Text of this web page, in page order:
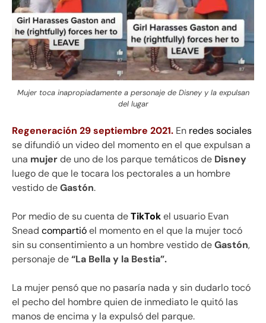
Mujer toca inapropiadamente a personaje de Disney y la expulsan
del lugar
Regeneración 29 septiembre 2021. En redessociales
se difundió un video del momento en el que expulsan a
una mujerde uno de los parque temáticos de Disney
luego de que le tocara los pectorales a un hombre
vestido deGastón.
Por medio de su cuenta deTikTokel usuario Evan
Snead compartióel momento en el que la mujer tocó
sin su consentimiento a un hombre vestido deGastón,
personaje de“La Bella y la Bestia”.
La mujer pensó que no pasaría nada y sin dudarlo tocó
el pecho del hombre quien de inmediato le quitó las
manos de encima y la expulsó del parque.